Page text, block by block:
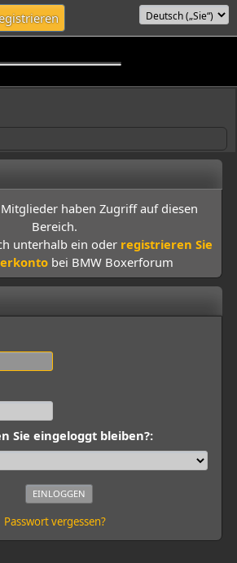
haben Zugriff auf diesen
Bereich.
unterhalb ein oder registrieren Sie
bei BMW Boxerforum
Sie eingeloggt bleiben?:
Passwort vergessen?